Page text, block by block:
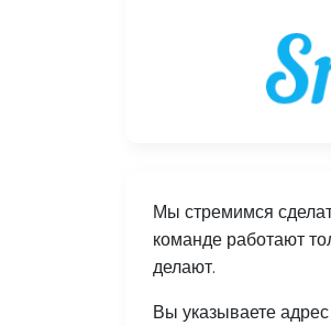
Мы стремимся
команде работают
делают.
Вы указываете